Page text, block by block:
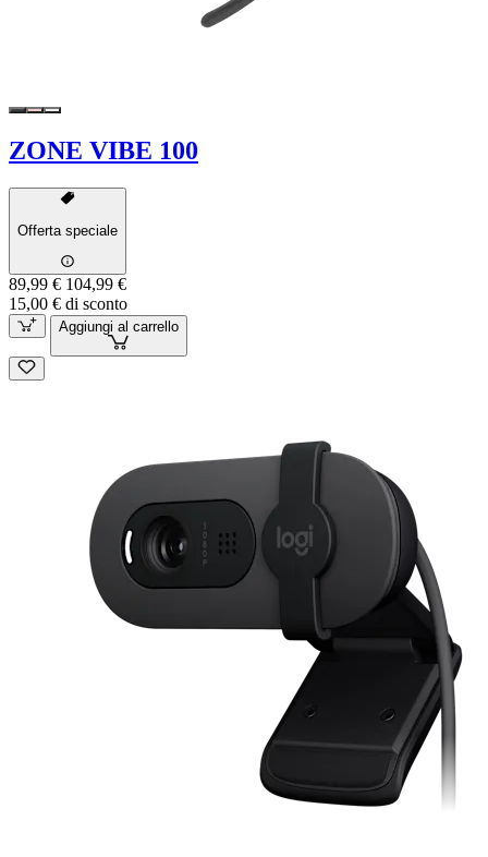
ZONE VIBE 100
Offerta speciale
89,99 € 104,99 €
15,00 € di sconto
Aggiungi al carrello